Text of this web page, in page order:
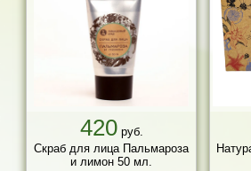
420руб.
Скраб для лица Пальмароза
и лимон 50 мл.